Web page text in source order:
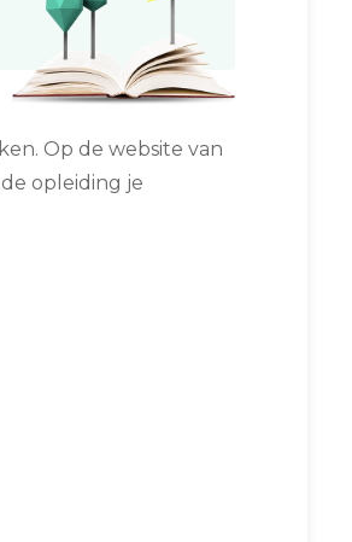
Op de website van
opleiding je